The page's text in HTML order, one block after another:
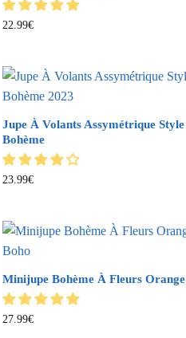
22.99€
Jupe À Volants Assymétrique Style
Bohème
23.99€
Minijupe Bohème À Fleurs Orange
27.99€